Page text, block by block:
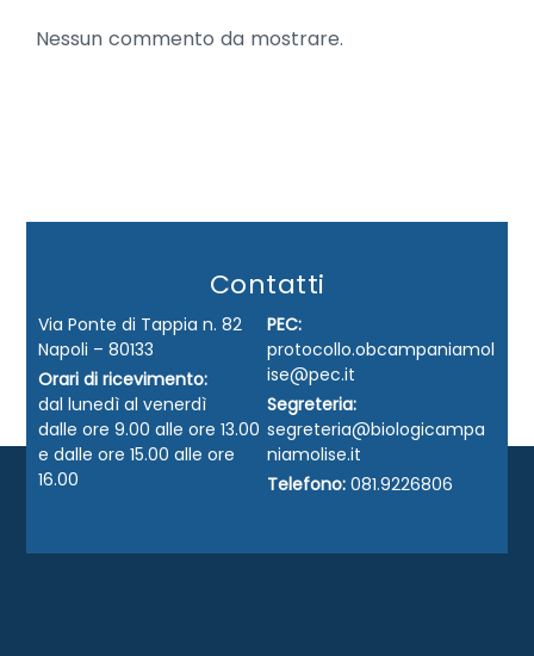
Nessun commento da mostrare.
Contatti
Via Ponte di Tappia n. 82
Napoli – 80133
Orari di ricevimento:
dal lunedì al venerdì
dalle ore 9.00 alle ore 13.00
e dalle ore 15.00 alle ore
16.00
PEC:
protocollo.obcampaniamol
ise@pec.it
Segreteria:
segreteria@biologicampa
niamolise.it
Telefono: 081.9226806